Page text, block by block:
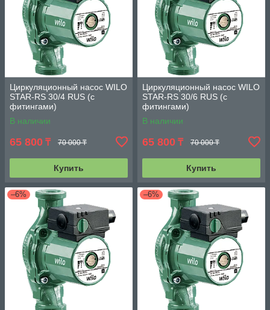
Циркуляционный насос WILO
STAR-RS 30/4 RUS (с
фитингами)
В наличии
65 800 ₸ 70 000 ₸
Купить
Циркуляционный насос WILO
STAR-RS 30/6 RUS (с
фитингами)
В наличии
65 800 ₸ 70 000 ₸
Купить
–6% –6%